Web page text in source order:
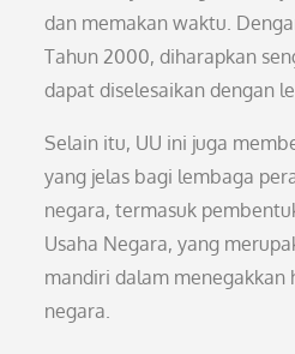
dan memakan waktu.
Tahun 2000, diharapkan
dapat diselesaikan dengan
Selain itu, UU ini juga
yang jelas bagi lembaga
negara, termasuk
Usaha Negara, yang
mandiri dalam menegakkan
negara.